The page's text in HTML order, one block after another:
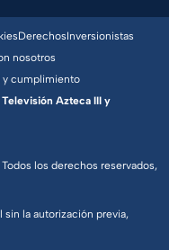
los derechos reservados,
la autorización previa,
DerechosInversionistas
nosotros
y cumplimiento
Azteca III y